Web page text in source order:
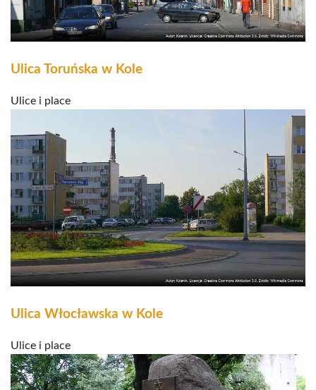
Ulica Toruńska w Kole
Ulice i place
Ulica Włocławska w Kole
Ulice i place